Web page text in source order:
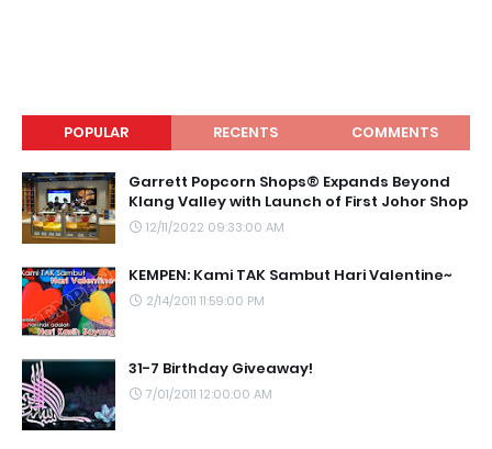
POPULAR RECENTS COMMENTS
Garrett Popcorn Shops® Expands Beyond
Klang Valley with Launch of First Johor Shop
12/11/2022 09:33:00 AM
KEMPEN: Kami TAK Sambut Hari Valentine~
2/14/2011 11:59:00 PM
31-7 Birthday Giveaway!
7/01/2011 12:00:00 AM